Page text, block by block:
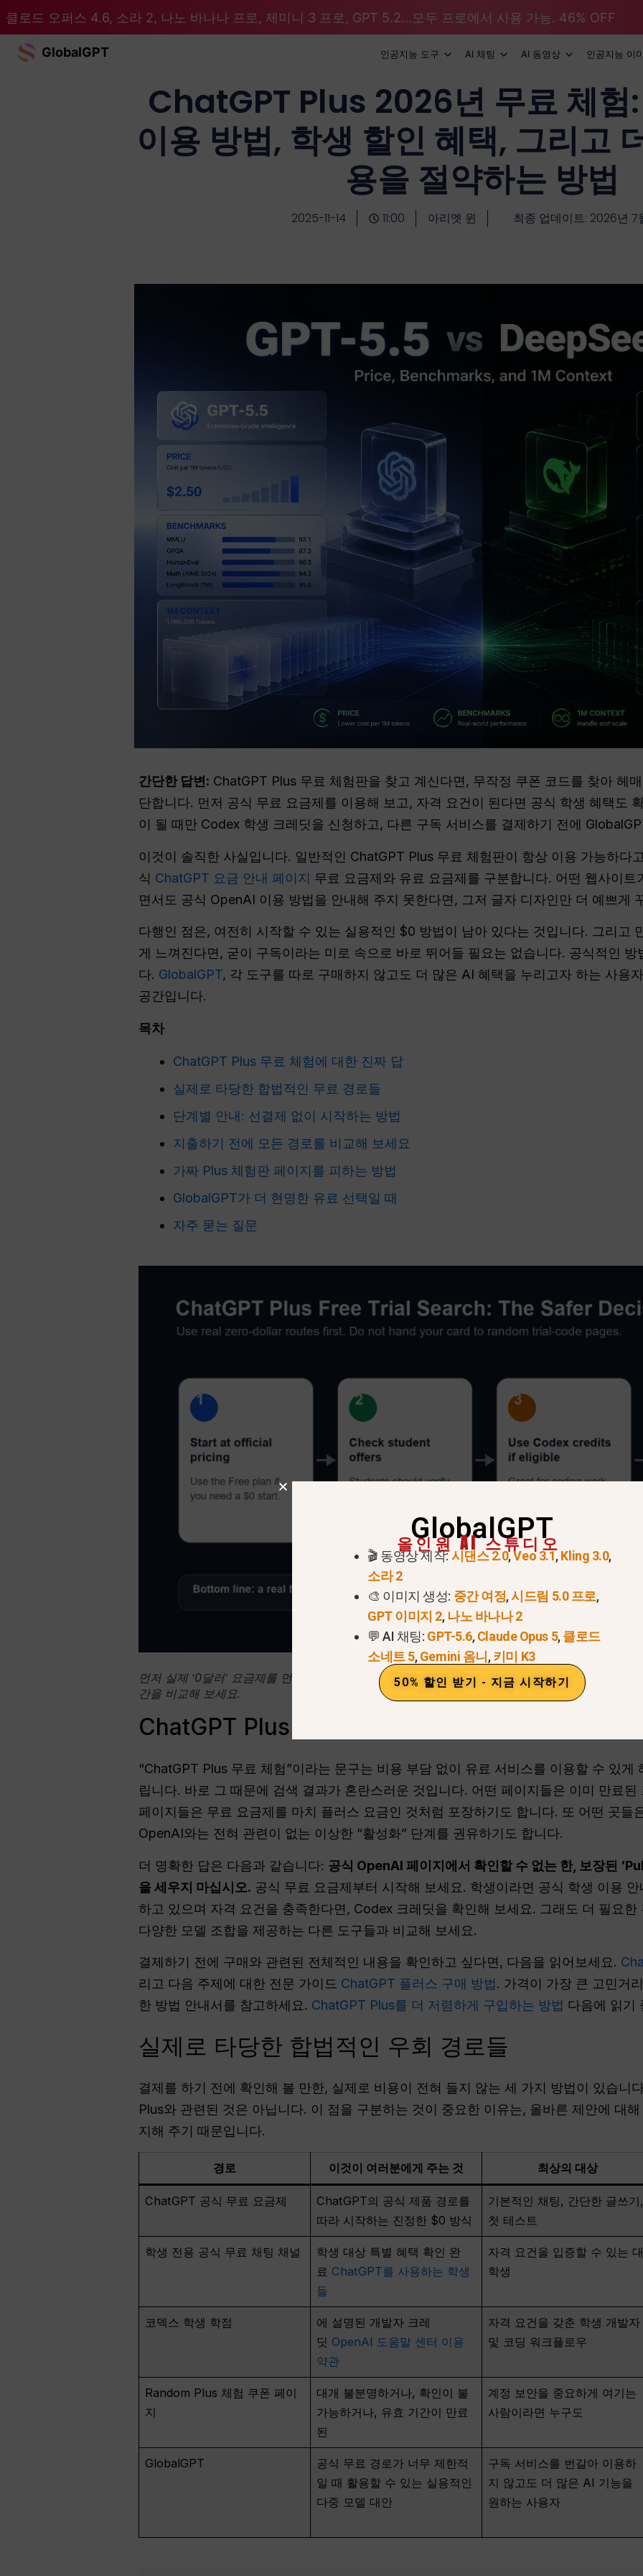
클로드 오퍼스 4.6, 소라 2, 나노 바나나 프로, 제미니 3 프로, GPT 5.2...모두 프로에서 사용 가능. 46% OFF
GlobalGPT 인공지능 도구 AI 채팅 AI 동영상 인공지능 이
ChatGPT Plus 2026년 무료 체험
이용 방법, 학생 할인 혜택, 그리고
용을 절약하는 방법
2025-11-14 11:00 아리엣 윈 최종 업데이트: 2026년 7
간단한 답변: ChatGPT Plus 무료 체험판을 찾고 계신다면, 무작정 쿠폰 코드를 찾아 헤
단합니다. 먼저 공식 무료 요금제를 이용해 보고, 자격 요건이 된다면 공식 학생 혜택도
이 될 때만 Codex 학생 크레딧을 신청하고, 다른 구독 서비스를 결제하기 전에
이것이 솔직한 사실입니다. 일반적인 ChatGPT Plus 무료 체험판이 항상 이용 가능하다
식 ChatGPT 요금 안내 페이지 무료 요금제와 유료 요금제를 구분합니다. 어떤 웹사이트
면서도 공식 OpenAI 이용 방법을 안내해 주지 못한다면, 그저 글자 디자인만 더 예쁘게
다행인 점은, 여전히 시작할 수 있는 실용적인 $0 방법이 남아 있다는 것입니다. 그리고
게 느껴진다면, 굳이 구독이라는 미로 속으로 바로 뛰어들 필요는 없습니다. 공식적인 방
다. GlobalGPT, 각 도구를 따로 구매하지 않고도 더 많은 AI 혜택을 누리고자 하는 사용
공간입니다.
목차
ChatGPT Plus 무료 체험에 대한 진짜 답
실제로 타당한 합법적인 무료 경로들
단계별 안내: 선결제 없이 시작하는 방법
지출하기 전에 모든 경로를 비교해 보세요
가짜 Plus 체험판 페이지를 피하는 방법
GlobalGPT가 더 현명한 유료 선택일 때
자주 묻는 질문
먼저 실제 ‘0달러’ 요금제를 먼저 이용해 보세요. 사용 제한이 너무 엄격하다면, 구독을 중복으로
간을 비교해 보세요.
ChatGPT Plus 무료 체험에 대한 진짜 해답
“ChatGPT Plus 무료 체험”이라는 문구는 비용 부담 없이 유료 서비스를 이용할 수 있게
립니다. 바로 그 때문에 검색 결과가 혼란스러운 것입니다. 어떤 페이지들은 이미 만료된
페이지들은 무료 요금제를 마치 플러스 요금인 것처럼 포장하기도 합니다. 또 어떤 곳들
OpenAI와는 전혀 관련이 없는 이상한 “활성화” 단계를 권유하기도 합니다.
더 명확한 답은 다음과 같습니다: 공식 OpenAI 페이지에서 확인할 수 없는 한, 보장된
을 세우지 마십시오. 공식 무료 요금제부터 시작해 보세요. 학생이라면 공식 학생 이용
하고 있으며 자격 요건을 충족한다면, Codex 크레딧을 확인해 보세요. 그래도 더 필요한
다양한 모델 조합을 제공하는 다른 도구들과 비교해 보세요.
결제하기 전에 구매와 관련된 전체적인 내용을 확인하고 싶다면, 다음을 읽어보세요.
리고 다음 주제에 대한 전문 가이드 ChatGPT 플러스 구매 방법. 가격이 가장 큰 고민거
한 방법 안내서를 참고하세요. ChatGPT Plus를 더 저렴하게 구입하는 방법 다음에 읽기
실제로 타당한 합법적인 우회 경로들
결제를 하기 전에 확인해 볼 만한, 실제로 비용이 전혀 들지 않는 세 가지 방법이 있습니
Plus와 관련된 것은 아닙니다. 이 점을 구분하는 것이 중요한 이유는, 올바른 제안에 대
지해 주기 때문입니다.
경로 이것이 여러분에게 주는 것 최상의 대상
ChatGPT 공식 무료 요금제
ChatGPT의 공식 제품 경로를
따라 시작하는 진정한 $0 방식
기본적인 채팅, 간단한 글쓰기,
첫 테스트
학생 전용 공식 무료 채팅 채널
학생 대상 특별 혜택 확인 완
료 ChatGPT를 사용하는 학생
들
자격 요건을 입증할 수 있는 대
학생
코덱스 학생 학점
에 설명된 개발자 크레
딧 OpenAI 도움말 센터 이용
약관
자격 요건을 갖춘 학생 개발자
및 코딩 워크플로우
Random Plus 체험 쿠폰 페이
지
대개 불분명하거나, 확인이 불
가능하거나, 유효 기간이 만료
된
계정 보안을 중요하게 여기는
사람이라면 누구도
GlobalGPT
공식 무료 경로가 너무 제한적
일 때 활용할 수 있는 실용적인
다중 모델 대안
구독 서비스를 번갈아 이용하
지 않고도 더 많은 AI 기능을
원하는 사용자
GlobalGPT
올인원 AI 스튜디오
🎬 동영상 제작:시댄스 2.0,Veo 3.1,Kling 3.0,
소라 2
🎨 이미지 생성: 중간 여정,시드림 5.0 프로,
GPT 이미지 2, 나노 바나나 2
💬 AI 채팅: GPT-5.6,Claude Opus 5,클로드
소네트 5,Gemini 옴니,키미 K3
50% 할인 받기 - 지금 시작하기